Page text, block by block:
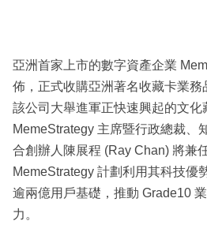
亞洲首家上市的數字資產企業
佈，正式收購亞洲著名收藏卡業
該公司大舉進軍正快速興起的文化
MemeStrategy 主席暨行政總裁、
合創辦人陳展程 (Ray Chan) 將兼
MemeStrategy 計劃利用其科技優
逾兩億用戶基礎，推動 Grade10
力。